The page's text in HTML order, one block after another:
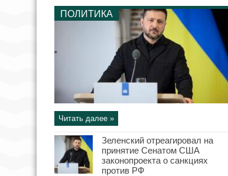
ПОЛИТИКА
Читать далее »
Зеленский отреагировал на
принятие Сенатом США
законопроекта о санкциях
против РФ